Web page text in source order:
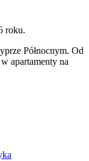
roku.
Północnym. Od
apartamenty na